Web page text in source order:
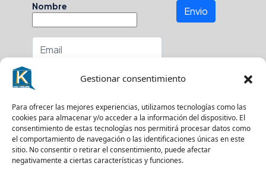
Gestionar consentimiento
Para ofrecer las mejores experiencias, utilizamos tecnologías como las
cookies para almacenar y/o acceder a la información del dispositivo. El
consentimiento de estas tecnologías nos permitirá procesar datos como
el comportamiento de navegación o las identificaciones únicas en este
sitio. No consentir o retirar el consentimiento, puede afectar
negativamente a ciertas características y funciones.
Nombre
En que zona buscas?
Envio
Suscríbase a nuestro boletín para recibir
actualizaciones.